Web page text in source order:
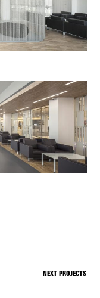
NEXT PROJECTS